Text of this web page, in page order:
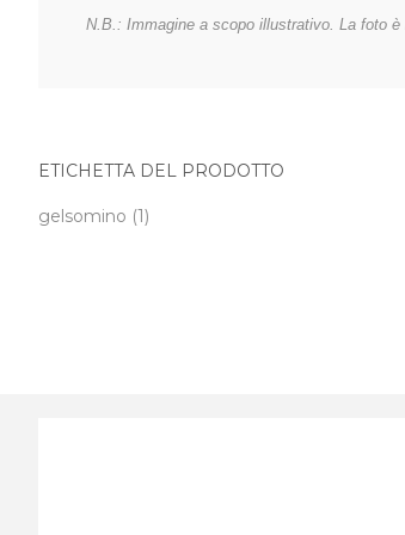
N.B.: Immagine a scopo illustrativo. La foto
ETICHETTA DEL PRODOTTO
gelsomino (1)